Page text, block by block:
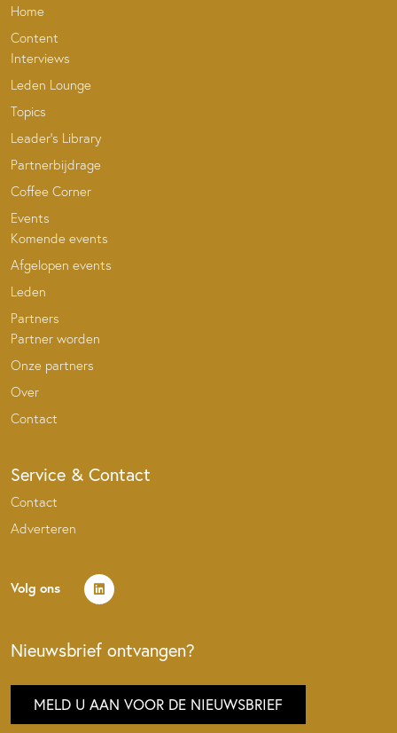
Home
Content
Interviews
Leden Lounge
Topics
Leader’s Library
Partnerbijdrage
Coffee Corner
Events
Komende events
Afgelopen events
Leden
Partners
Partner worden
Onze partners
Over
Contact
Service & Contact
Contact
Adverteren
Volg ons
Nieuwsbrief ontvangen?
MELD U AAN VOOR DE NIEUWSBRIEF